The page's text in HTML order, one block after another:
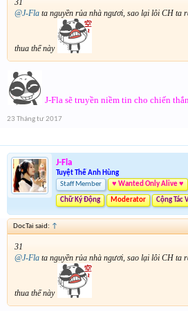
@J-Fla ta nguyền rủa nhà ngươi, sao lại lôi CH ta
thua thế này
J-Fla sẽ truyền niềm tin cho chiến
23 Tháng tư 2017
J-Fla
Tuyệt Thế Anh Hùng
Staff Member
♥ Wanted Only Alive ♥
Chữ Ký Động Moderator Cộng Tác
DocTai said: ↑
31
@J-Fla ta nguyền rủa nhà ngươi, sao lại lôi CH ta
thua thế này